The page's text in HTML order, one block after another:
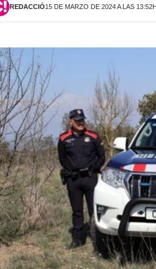
REDACCIÓ15 DE MARZO DE 2024 A LAS